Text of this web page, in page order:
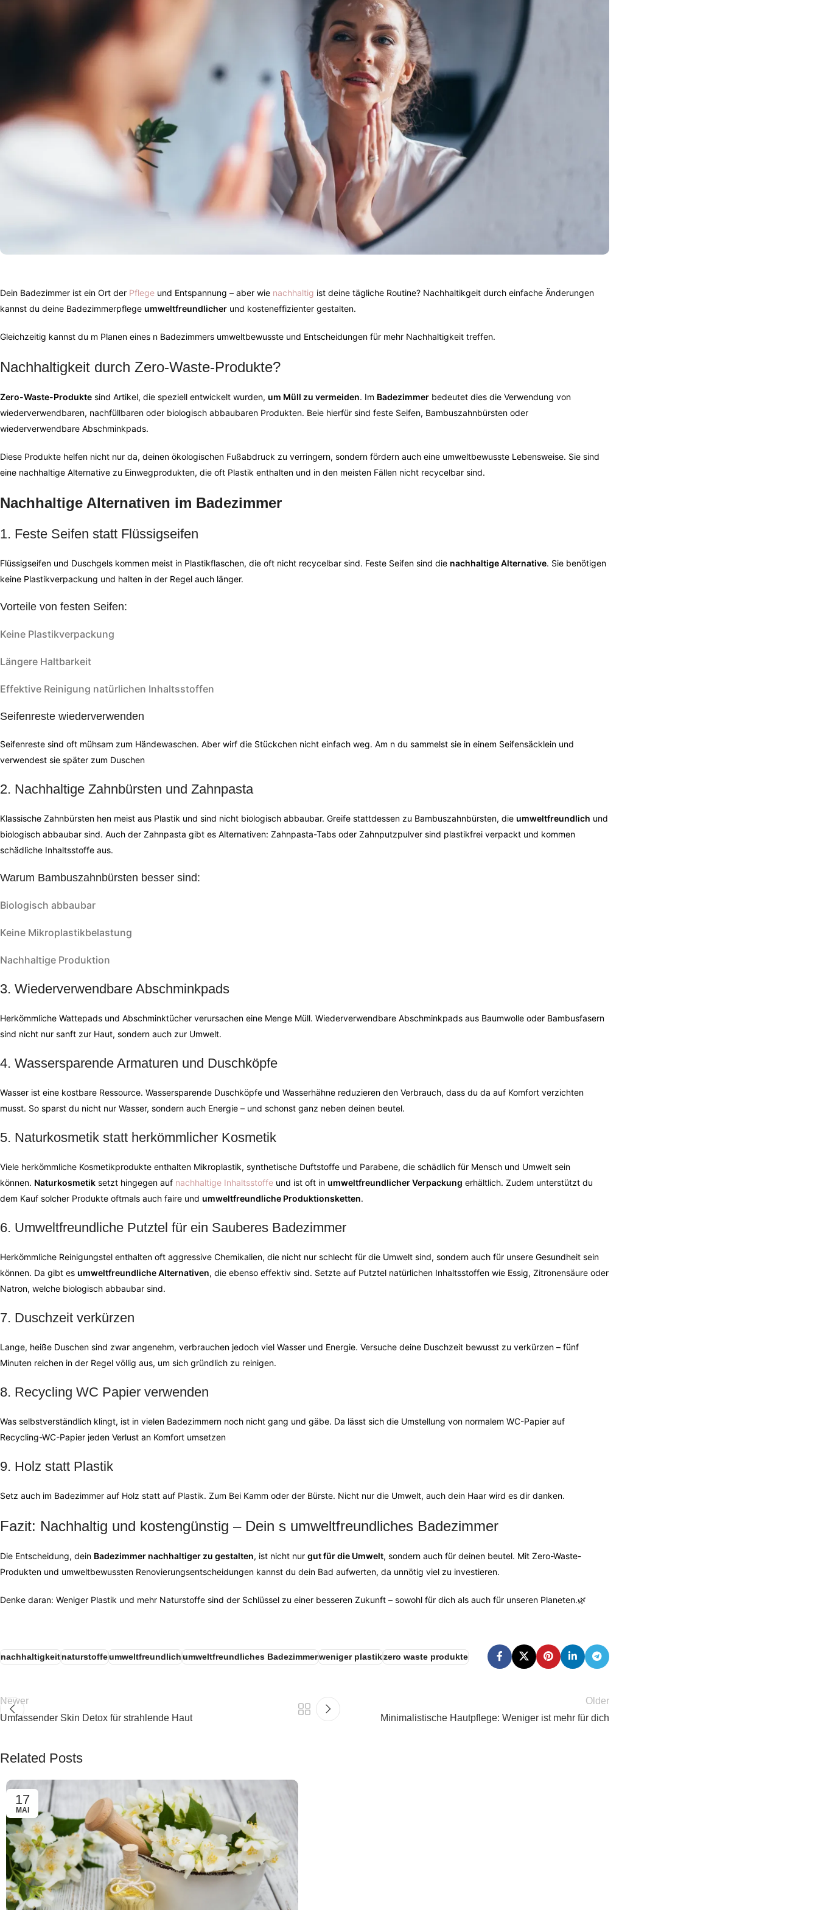
Dein Badezimmer ist ein Ort der Pflege und Entspannung – aber wie nachhaltig ist deine tägliche Routine? Nachhaltikgeit durch einfache Änderungen
kannst du deine Badezimmerpflege umweltfreundlicher und kosteneffizienter gestalten.
Gleichzeitig kannst du m Planen eines n Badezimmers umweltbewusste und Entscheidungen für mehr Nachhaltigkeit treffen.
Nachhaltigkeit durch Zero-Waste-Produkte?
Zero-Waste-Produkte sind Artikel, die speziell entwickelt wurden, um Müll zu vermeiden. Im Badezimmer bedeutet dies die Verwendung von
wiederverwendbaren, nachfüllbaren oder biologisch abbaubaren Produkten. Beie hierfür sind feste Seifen, Bambuszahnbürsten oder
wiederverwendbare Abschminkpads.
Diese Produkte helfen nicht nur da, deinen ökologischen Fußabdruck zu verringern, sondern fördern auch eine umweltbewusste Lebensweise. Sie sind
eine nachhaltige Alternative zu Einwegprodukten, die oft Plastik enthalten und in den meisten Fällen nicht recycelbar sind.
Nachhaltige Alternativen im Badezimmer
1. Feste Seifen statt Flüssigseifen
Flüssigseifen und Duschgels kommen meist in Plastikflaschen, die oft nicht recycelbar sind. Feste Seifen sind die nachhaltige Alternative. Sie benötigen
keine Plastikverpackung und halten in der Regel auch länger.
Vorteile von festen Seifen:
Keine Plastikverpackung
Längere Haltbarkeit
Effektive Reinigung natürlichen Inhaltsstoffen
Seifenreste wiederverwenden
Seifenreste sind oft mühsam zum Händewaschen. Aber wirf die Stückchen nicht einfach weg. Am n du sammelst sie in einem Seifensäcklein und
verwendest sie später zum Duschen
2. Nachhaltige Zahnbürsten und Zahnpasta
Klassische Zahnbürsten hen meist aus Plastik und sind nicht biologisch abbaubar. Greife stattdessen zu Bambuszahnbürsten, die umweltfreundlich und
biologisch abbaubar sind. Auch der Zahnpasta gibt es Alternativen: Zahnpasta-Tabs oder Zahnputzpulver sind plastikfrei verpackt und kommen
schädliche Inhaltsstoffe aus.
Warum Bambuszahnbürsten besser sind:
Biologisch abbaubar
Keine Mikroplastikbelastung
Nachhaltige Produktion
3. Wiederverwendbare Abschminkpads
Herkömmliche Wattepads und Abschminktücher verursachen eine Menge Müll. Wiederverwendbare Abschminkpads aus Baumwolle oder Bambusfasern
sind nicht nur sanft zur Haut, sondern auch zur Umwelt.
4. Wassersparende Armaturen und Duschköpfe
Wasser ist eine kostbare Ressource. Wassersparende Duschköpfe und Wasserhähne reduzieren den Verbrauch, dass du da auf Komfort verzichten
musst. So sparst du nicht nur Wasser, sondern auch Energie – und schonst ganz neben deinen beutel.
5. Naturkosmetik statt herkömmlicher Kosmetik
Viele herkömmliche Kosmetikprodukte enthalten Mikroplastik, synthetische Duftstoffe und Parabene, die schädlich für Mensch und Umwelt sein
können. Naturkosmetik setzt hingegen auf nachhaltige Inhaltsstoffe und ist oft in umweltfreundlicher Verpackung erhältlich. Zudem unterstützt du
dem Kauf solcher Produkte oftmals auch faire und umweltfreundliche Produktionsketten.
6. Umweltfreundliche Putztel für ein Sauberes Badezimmer
Herkömmliche Reinigungstel enthalten oft aggressive Chemikalien, die nicht nur schlecht für die Umwelt sind, sondern auch für unsere Gesundheit sein
können. Da gibt es umweltfreundliche Alternativen, die ebenso effektiv sind. Setzte auf Putztel natürlichen Inhaltsstoffen wie Essig, Zitronensäure oder
Natron, welche biologisch abbaubar sind.
7. Duschzeit verkürzen
Lange, heiße Duschen sind zwar angenehm, verbrauchen jedoch viel Wasser und Energie. Versuche deine Duschzeit bewusst zu verkürzen – fünf
Minuten reichen in der Regel völlig aus, um sich gründlich zu reinigen.
8. Recycling WC Papier verwenden
Was selbstverständlich klingt, ist in vielen Badezimmern noch nicht gang und gäbe. Da lässt sich die Umstellung von normalem WC-Papier auf
Recycling-WC-Papier jeden Verlust an Komfort umsetzen
9. Holz statt Plastik
Setz auch im Badezimmer auf Holz statt auf Plastik. Zum Bei Kamm oder der Bürste. Nicht nur die Umwelt, auch dein Haar wird es dir danken.
Fazit: Nachhaltig und kostengünstig – Dein s umweltfreundliches Badezimmer
Die Entscheidung, dein Badezimmer nachhaltiger zu gestalten, ist nicht nur gut für die Umwelt, sondern auch für deinen beutel. Mit Zero-Waste-
Produkten und umweltbewussten Renovierungsentscheidungen kannst du dein Bad aufwerten, da unnötig viel zu investieren.
Denke daran: Weniger Plastik und mehr Naturstoffe sind der Schlüssel zu einer besseren Zukunft – sowohl für dich als auch für unseren Planeten.🌿
nachhaltigkeitnaturstoffeumweltfreundlichumweltfreundliches Badezimmerweniger plastikzero waste produkte
Newer
Umfassender Skin Detox für strahlende Haut
Older
Minimalistische Hautpflege: Weniger ist mehr für dich
Related Posts
17
MAI